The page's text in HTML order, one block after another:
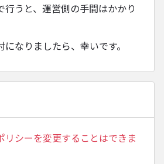
行うと、運営側の手間はかかり
なりましたら、幸いです。
リシーを変更することはできま